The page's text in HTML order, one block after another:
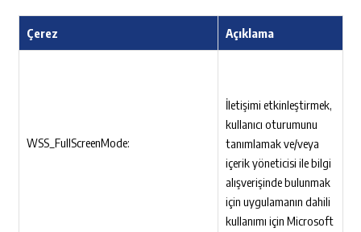
Çerez Açıklama
WSS_FullScreenMode:
İletişimi etkinleştirmek,
kullanıcı oturumunu
tanımlamak ve/veya
içerik yöneticisi ile bilgi
alışverişinde bulunmak
için uygulamanın dahili
kullanımı için Microsoft